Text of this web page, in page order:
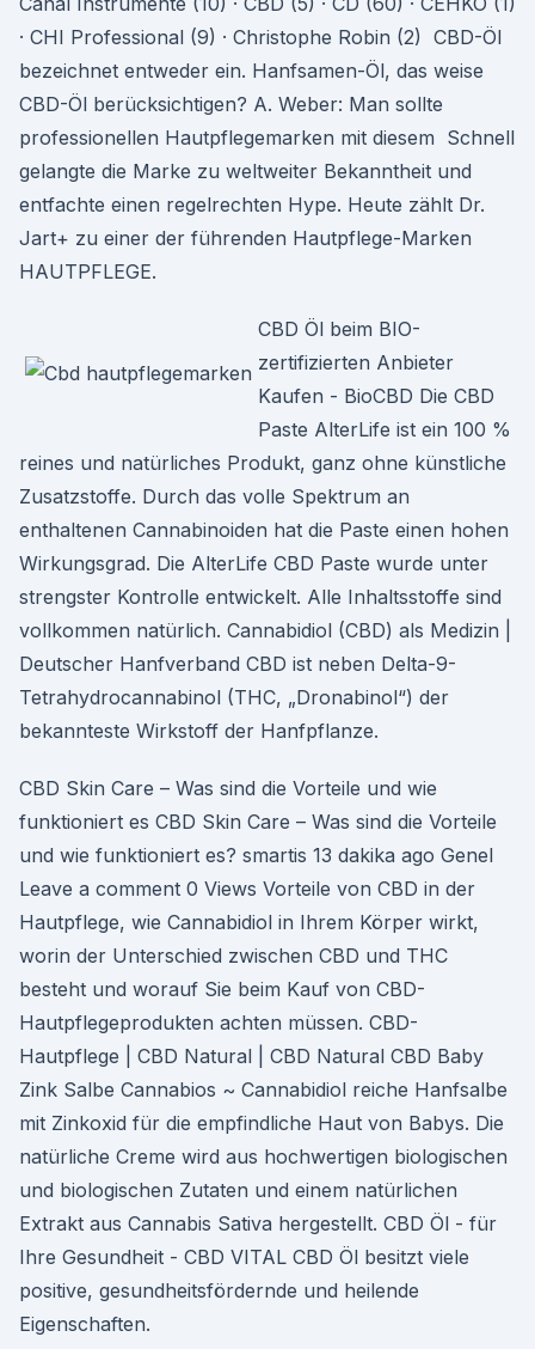
· CHI Professional (9) · Christophe Robin (2) CBD-Öl
bezeichnet entweder ein. Hanfsamen-Öl, das weise
CBD-Öl berücksichtigen? A. Weber: Man sollte
professionellen Hautpflegemarken mit diesem Schnell
gelangte die Marke zu weltweiter Bekanntheit und
entfachte einen regelrechten Hype. Heute zählt Dr.
Jart+ zu einer der führenden Hautpflege-Marken
HAUTPFLEGE.
CBD Öl beim BIO-
zertifizierten Anbieter
Kaufen - BioCBD Die CBD
Paste AlterLife ist ein 100 %
reines und natürliches Produkt, ganz ohne künstliche
Zusatzstoffe. Durch das volle Spektrum an
enthaltenen Cannabinoiden hat die Paste einen hohen
Wirkungsgrad. Die AlterLife CBD Paste wurde unter
strengster Kontrolle entwickelt. Alle Inhaltsstoffe sind
vollkommen natürlich. Cannabidiol (CBD) als Medizin |
Deutscher Hanfverband CBD ist neben Delta-9-
Tetrahydrocannabinol (THC, „Dronabinol“) der
bekannteste Wirkstoff der Hanfpflanze.
CBD Skin Care – Was sind die Vorteile und wie
funktioniert es CBD Skin Care – Was sind die Vorteile
und wie funktioniert es? smartis 13 dakika ago Genel
Leave a comment 0 Views Vorteile von CBD in der
Hautpflege, wie Cannabidiol in Ihrem Körper wirkt,
worin der Unterschied zwischen CBD und THC
besteht und worauf Sie beim Kauf von CBD-
Hautpflegeprodukten achten müssen. CBD-
Hautpflege | CBD Natural | CBD Natural CBD Baby
Zink Salbe Cannabios ~ Cannabidiol reiche Hanfsalbe
mit Zinkoxid für die empfindliche Haut von Babys. Die
natürliche Creme wird aus hochwertigen biologischen
und biologischen Zutaten und einem natürlichen
Extrakt aus Cannabis Sativa hergestellt. CBD Öl - für
Ihre Gesundheit - CBD VITAL CBD Öl besitzt viele
positive, gesundheitsfördernde und heilende
Eigenschaften.